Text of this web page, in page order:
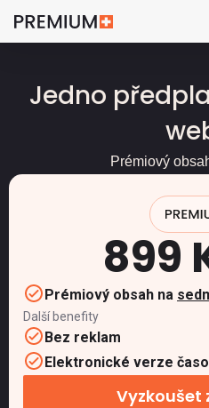
Jedno
Prémiový
899
Prémiový obsah na
Další benefity
Bez reklam
Elektronické verze
Vyzkoušet